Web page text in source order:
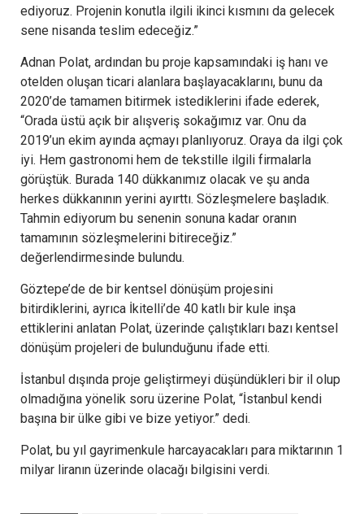
ediyoruz. Projenin konutla ilgili ikinci kısmını da gelecek
sene nisanda teslim edeceğiz.”
Adnan Polat, ardından bu proje kapsamındaki iş hanı ve
otelden oluşan ticari alanlara başlayacaklarını, bunu da
2020’de tamamen bitirmek istediklerini ifade ederek,
“Orada üstü açık bir alışveriş sokağımız var. Onu da
2019’un ekim ayında açmayı planlıyoruz. Oraya da ilgi çok
iyi. Hem gastronomi hem de tekstille ilgili firmalarla
görüştük. Burada 140 dükkanımız olacak ve şu anda
herkes dükkanının yerini ayırttı. Sözleşmelere başladık.
Tahmin ediyorum bu senenin sonuna kadar oranın
tamamının sözleşmelerini bitireceğiz.”
değerlendirmesinde bulundu.
Göztepe’de de bir kentsel dönüşüm projesini
bitirdiklerini, ayrıca İkitelli’de 40 katlı bir kule inşa
ettiklerini anlatan Polat, üzerinde çalıştıkları bazı kentsel
dönüşüm projeleri de bulunduğunu ifade etti.
İstanbul dışında proje geliştirmeyi düşündükleri bir il olup
olmadığına yönelik soru üzerine Polat, “İstanbul kendi
başına bir ülke gibi ve bize yetiyor.” dedi.
Polat, bu yıl gayrimenkule harcayacakları para miktarının 1
milyar liranın üzerinde olacağı bilgisini verdi.